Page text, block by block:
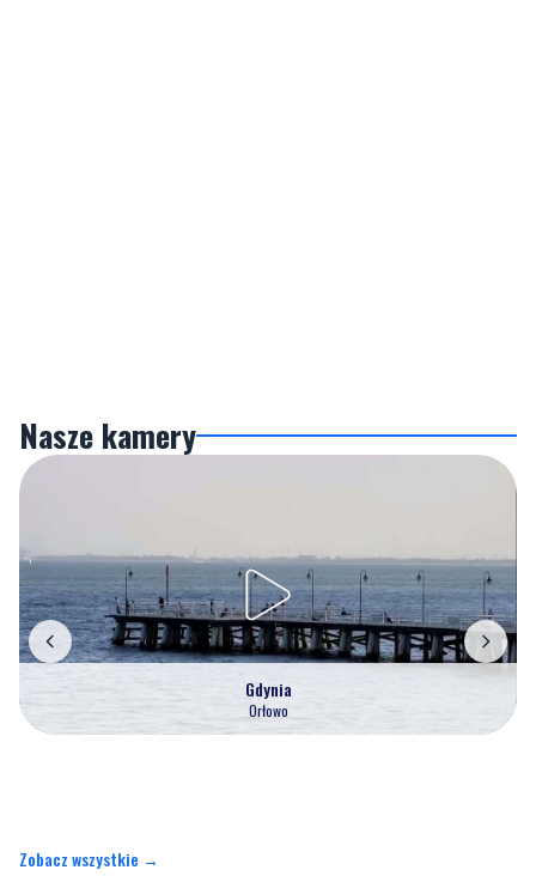
Nasze kamery
Gdynia
Orłowo
Zobacz wszystkie →